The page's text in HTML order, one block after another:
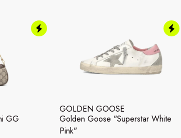
GG
GOLDEN GOOSE
Golden Goose "Superstar White
Pink"